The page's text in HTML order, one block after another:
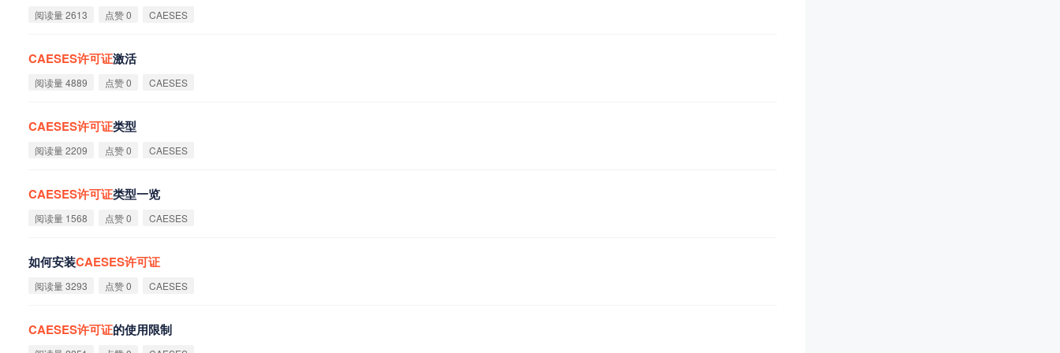
阅读量 2613 点赞 0 CAESES
CAESES许可证激活
阅读量 4889 点赞 0 CAESES
CAESES许可证类型
阅读量 2209 点赞 0 CAESES
CAESES许可证类型一览
阅读量 1568 点赞 0 CAESES
如何安装CAESES许可证
阅读量 3293 点赞 0 CAESES
CAESES许可证的使用限制